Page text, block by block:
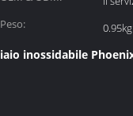
Peso:
0.95kg
inossidabile